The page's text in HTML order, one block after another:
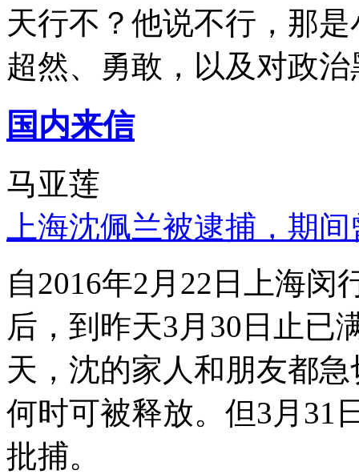
天行不？他说不行，那
超然、勇敢，以及对政
国内来信
马亚莲
上海沈佩兰被逮捕，期
自2016年2月22日上海
后，到昨天3月30日止已
天，沈的家人和朋友都
何时可被释放。但3月31
批捕。